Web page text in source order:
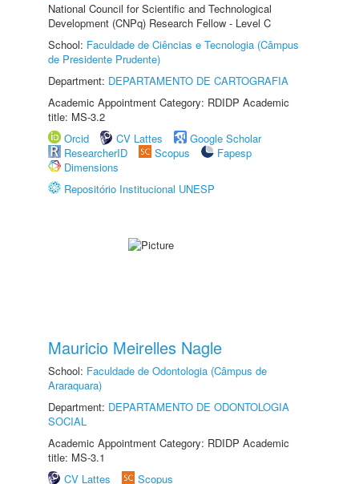
National Council for Scientific and Technological
Development (CNPq) Research Fellow - Level C
School: Faculdade de Ciências e Tecnologia (Câmpus
de Presidente Prudente)
Department: DEPARTAMENTO DE CARTOGRAFIA
Academic Appointment Category: RDIDP Academic
title: MS-3.2
Orcid
CV Lattes
Google Scholar
ResearcherID
Scopus
Fapesp
Dimensions
Repositório Institucional UNESP
Mauricio Meirelles Nagle
School: Faculdade de Odontologia (Câmpus de
Araraquara)
Department: DEPARTAMENTO DE ODONTOLOGIA
SOCIAL
Academic Appointment Category: RDIDP Academic
title: MS-3.1
CV Lattes
Scopus